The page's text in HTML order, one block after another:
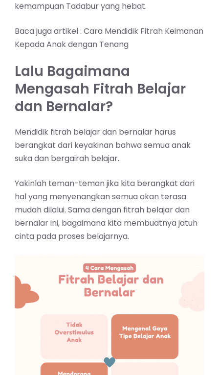
kemampuan Tadabur yang hebat.
Baca juga artikel : Cara Mendidik Fitrah Keimanan
Kepada Anak dengan Tenang
Lalu Bagaimana
Mengasah Fitrah Belajar
dan Bernalar?
Mendidik fitrah belajar dan bernalar harus
berangkat dari keyakinan bahwa semua anak
suka dan bergairah belajar.
Yakinlah teman-teman jika kita berangkat dari
hal yang menyenangkan semua akan terasa
mudah dilalui. Sama dengan fitrah belajar dan
bernalar ini, bagaimana kita membuatnya jatuh
cinta pada proses belajarnya.